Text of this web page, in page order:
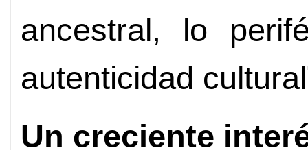
ancestral, lo
autenticidad
Un creciente